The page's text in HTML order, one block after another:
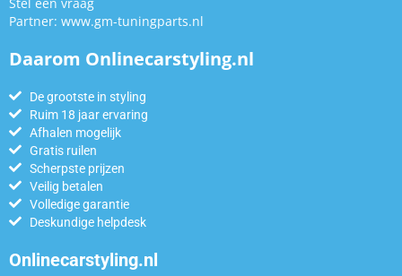
Partner: www.gm-tuningparts.nl
Daarom Onlinecarstyling.nl
De grootste in styling
Ruim 18 jaar ervaring
Afhalen mogelijk
Gratis ruilen
Scherpste prijzen
Veilig betalen
Volledige garantie
Deskundige helpdesk
Onlinecarstyling.nl